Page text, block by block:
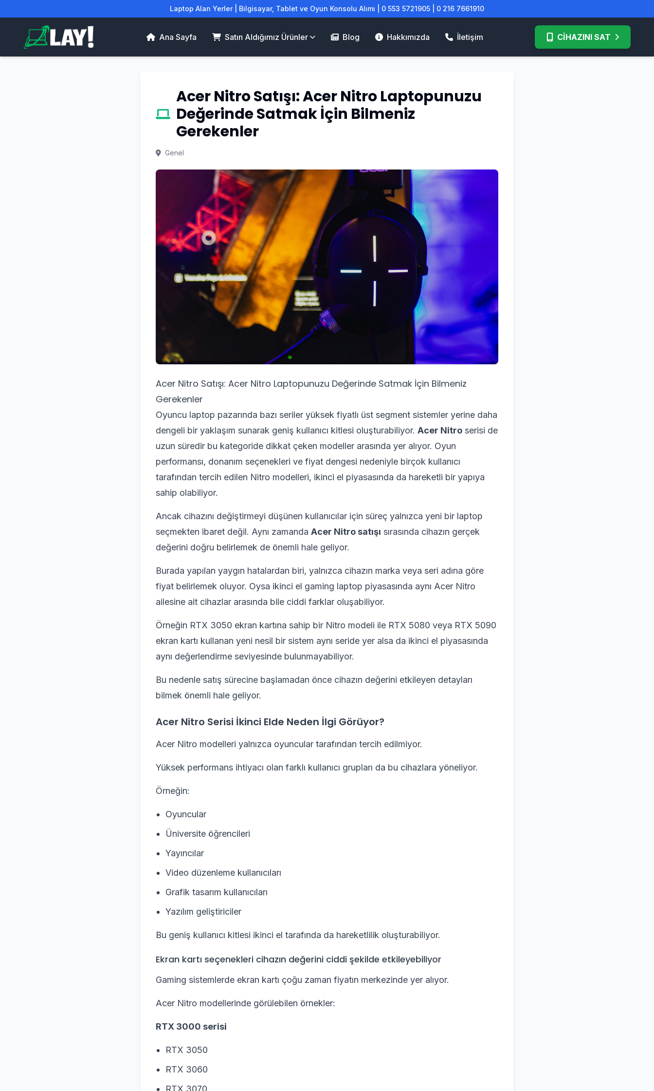
Laptop Alan Yerler | Bilgisayar, Tablet ve Oyun Konsolu Alımı | 0 553 5721905 | 0 216 7661910
Ana Sayfa Satın Aldığımız Ürünler Blog Hakkımızda İletişim CİHAZINI SAT
Acer Nitro Satışı: Acer Nitro Laptopunuzu
Değerinde Satmak İçin Bilmeniz
Gerekenler
Genel
Acer Nitro Satışı: Acer Nitro Laptopunuzu Değerinde Satmak İçin Bilmeniz
Gerekenler
Oyuncu laptop pazarında bazı seriler yüksek fiyatlı üst segment sistemler yerine daha
dengeli bir yaklaşım sunarak geniş kullanıcı kitlesi oluşturabiliyor. Acer Nitro serisi de
uzun süredir bu kategoride dikkat çeken modeller arasında yer alıyor. Oyun
performansı, donanım seçenekleri ve fiyat dengesi nedeniyle birçok kullanıcı
tarafından tercih edilen Nitro modelleri, ikinci el piyasasında da hareketli bir yapıya
sahip olabiliyor.
Ancak cihazını değiştirmeyi düşünen kullanıcılar için süreç yalnızca yeni bir laptop
seçmekten ibaret değil. Aynı zamanda Acer Nitro satışı sırasında cihazın gerçek
değerini doğru belirlemek de önemli hale geliyor.
Burada yapılan yaygın hatalardan biri, yalnızca cihazın marka veya seri adına göre
fiyat belirlemek oluyor. Oysa ikinci el gaming laptop piyasasında aynı Acer Nitro
ailesine ait cihazlar arasında bile ciddi farklar oluşabiliyor.
Örneğin RTX 3050 ekran kartına sahip bir Nitro modeli ile RTX 5080 veya RTX 5090
ekran kartı kullanan yeni nesil bir sistem aynı seride yer alsa da ikinci el piyasasında
aynı değerlendirme seviyesinde bulunmayabiliyor.
Bu nedenle satış sürecine başlamadan önce cihazın değerini etkileyen detayları
bilmek önemli hale geliyor.
Acer Nitro Serisi İkinci Elde Neden İlgi Görüyor?
Acer Nitro modelleri yalnızca oyuncular tarafından tercih edilmiyor.
Yüksek performans ihtiyacı olan farklı kullanıcı grupları da bu cihazlara yöneliyor.
Örneğin:
Oyuncular
Üniversite öğrencileri
Yayıncılar
Video düzenleme kullanıcıları
Grafik tasarım kullanıcıları
Yazılım geliştiriciler
Bu geniş kullanıcı kitlesi ikinci el tarafında da hareketlilik oluşturabiliyor.
Ekran kartı seçenekleri cihazın değerini ciddi şekilde etkileyebiliyor
Gaming sistemlerde ekran kartı çoğu zaman fiyatın merkezinde yer alıyor.
Acer Nitro modellerinde görülebilen örnekler:
RTX 3000 serisi
RTX 3050
RTX 3060
RTX 3070